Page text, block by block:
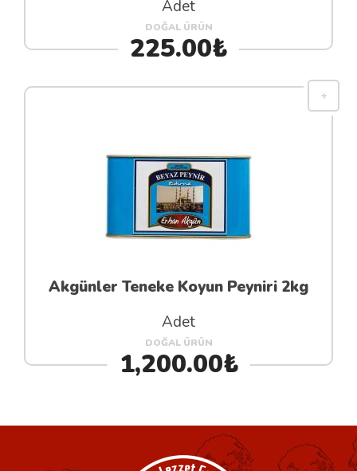
Adet
DOĞAL ÜRÜN
225.00₺
Akgünler Teneke Koyun Peyniri 2kg
Adet
DOĞAL ÜRÜN
1,200.00₺